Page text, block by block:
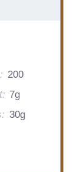
200
7g
30g